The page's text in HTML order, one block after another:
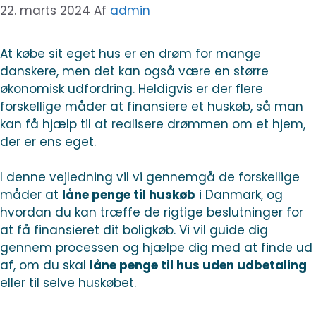
22. marts 2024 Af admin
At købe sit eget hus er en drøm for mange
danskere, men det kan også være en større
økonomisk udfordring. Heldigvis er der flere
forskellige måder at finansiere et huskøb, så man
kan få hjælp til at realisere drømmen om et hjem,
der er ens eget.
I denne vejledning vil vi gennemgå de forskellige
måder at låne penge til huskøb i Danmark, og
hvordan du kan træffe de rigtige beslutninger for
at få finansieret dit boligkøb. Vi vil guide dig
gennem processen og hjælpe dig med at finde ud
af, om du skal låne penge til hus uden udbetaling
eller til selve huskøbet.